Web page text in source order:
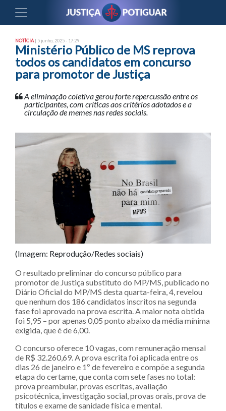
NOTÍCIA | 5 junho, 2025 - 17:29
Ministério Público de MS reprova
todos os candidatos em concurso
para promotor de Justiça
A eliminação coletiva gerou forte repercussão entre os
participantes, com críticas aos critérios adotados e a
circulação de memes nas redes sociais.
(Imagem: Reprodução/Redes sociais)
O resultado preliminar do concurso público para
promotor de Justiça substituto do MP/MS, publicado no
Diário Oficial do MP/MS desta quarta-feira, 4, revelou
que nenhum dos 186 candidatos inscritos na segunda
fase foi aprovado na prova escrita. A maior nota obtida
foi 5,95 – por apenas 0,05 ponto abaixo da média mínima
exigida, que é de 6,00.
O concurso oferece 10 vagas, com remuneração mensal
de R$ 32.260,69. A prova escrita foi aplicada entre os
dias 26 de janeiro e 1º de fevereiro e compõe a segunda
etapa do certame, que conta com sete fases no total:
prova preambular, provas escritas, avaliação
psicotécnica, investigação social, provas orais, prova de
títulos e exame de sanidade física e mental.